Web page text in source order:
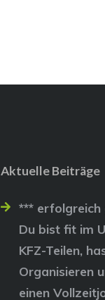
Aktuelle Beiträge
*** erfolgreich
Du bist fit im
KFZ-Teilen,
Organisieren
einen